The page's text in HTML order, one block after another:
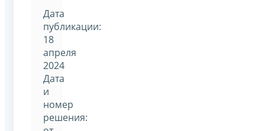
Дата
публикации:
18
апреля
2024
Дата
и
номер
решения: